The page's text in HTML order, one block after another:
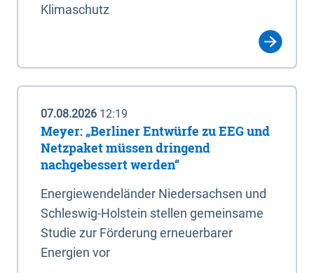
Klimaschutz
07.08.2026 12:19
Meyer: „Berliner Entwürfe zu EEG und
Netzpaket müssen dringend
nachgebessert werden“
Energiewendeländer Niedersachsen und
Schleswig-Holstein stellen gemeinsame
Studie zur Förderung erneuerbarer
Energien vor